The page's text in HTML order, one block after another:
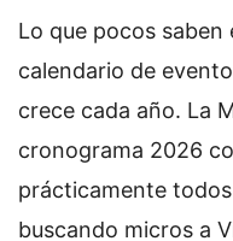
Lo que pocos saben
calendario de
crece cada año. La
cronograma 2026
prácticamente
buscando micros a